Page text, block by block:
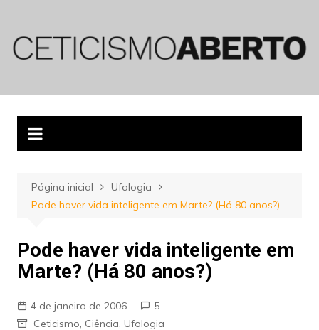
conteúdo
Página inicial
Ufologia
Pode haver vida inteligente em Marte? (Há 80 anos?)
Pode haver vida inteligente em
Marte? (Há 80 anos?)
4 de janeiro de 2006
5
Ceticismo Ciência Ufologia